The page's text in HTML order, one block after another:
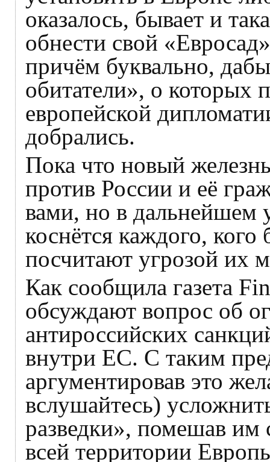
оказалось, бывает и
обнести свой
причём буквально,
обитатели», о которых
европейской
добрались.
Пока что новый
против России и её
вами, но в дальнейшем
коснётся каждого,
посчитают угрозой
Как сообщила газета
обсуждают вопрос об
антироссийских
внутри ЕС. С таким
аргументировав это
вслушайтесь)
разведки», помешав им
всей территории